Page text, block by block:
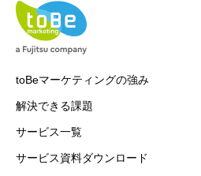
toBeマーケティングの強み
解決できる課題
サービス一覧
サービス資料ダウンロード